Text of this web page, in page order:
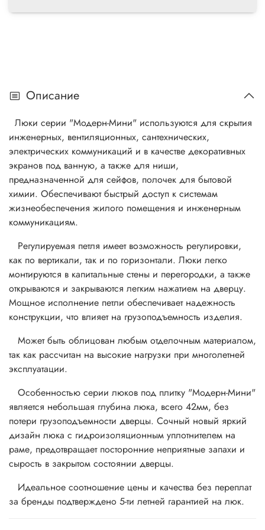
Описание
Люки серии "Модерн-Мини" используются для скрытия
инженерных, вентиляционных, сантехнических,
электрических коммуникаций и в качестве декоративных
экранов под ванную, а также для ниши,
предназначенной для сейфов, полочек для бытовой
химии. Обеспечивают быстрый доступ к системам
жизнеобеспечения жилого помещения и инженерным
коммуникациям.
Регулируемая петля имеет возможность регулировки,
как по вертикали, так и по горизонтали. Люки легко
монтируются в капитальные стены и перегородки, а также
открываются и закрываются легким нажатием на дверцу.
Мощное исполнение петли обеспечивает надежность
конструкции, что влияет на грузоподъемность изделия.
Может быть облицован любым отделочным материалом,
так как рассчитан на высокие нагрузки при многолетней
эксплуатации.
Особенностью серии люков под плитку "Модерн-Мини"
является небольшая глубина люка, всего 42мм, без
потери грузоподъемности дверцы. Сочный новый яркий
дизайн люка с гидроизоляционным уплотнителем на
раме, предотвращает посторонние неприятные запахи и
сырость в закрытом состоянии дверцы.
Идеальное соотношение цены и качества без переплат
за бренды подтверждено 5-ти летней гарантией на люк.